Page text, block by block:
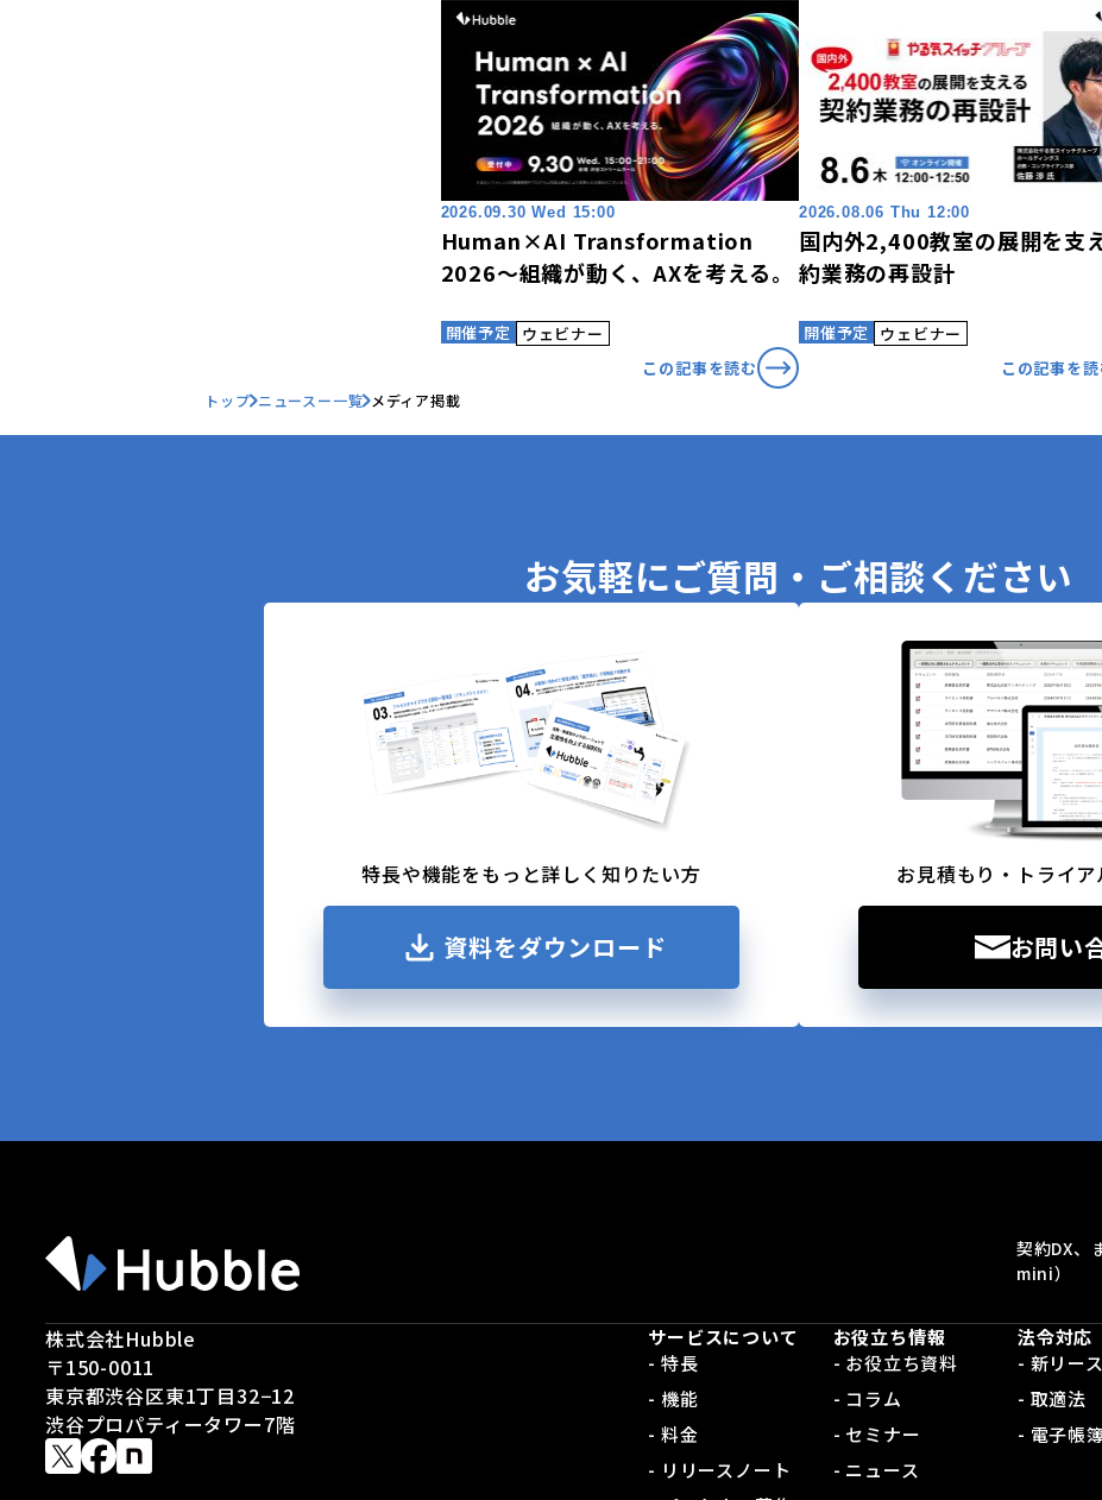
2026.09.30 Wed 15:00
Human×AI Transformation
2026〜組織が動く、AXを考える。
開催予定
ウェビナー
この記事を読む
2026.08.06 Thu 12:00
国内外2,400教室の展開を支
約業務の再設計
開催予定
ウェビナー
この記事を
トップ ニュースー一覧 メディア掲載
お気軽にご質問・ご相談ください
特長や機能をもっと詳しく知りたい方
資料をダウンロード
お見積もり・トライ
お問い
契約DX、
mini）
株式会社Hubble
〒150-0011
東京都渋谷区東1丁目32−12
渋谷プロパティータワー7階
サービスについて
- 特長
- 機能
- 料金
- リリースノート
お役立ち情報
- お役立ち資料
- コラム
- セミナー
- ニュース
法令対応
- 新リー
- 取適法
- 電子帳